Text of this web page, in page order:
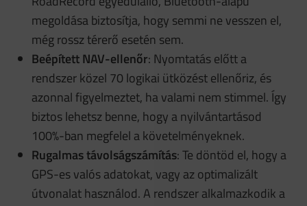
megoldása biztosítja, hogy semmi ne vesszen el,
még rossz térerő esetén sem.
Beépített NAV-ellenőr: Nyomtatás előtt a
rendszer közel 70 logikai ütközést ellenőriz, és
azonnal figyelmeztet, ha valami nem stimmel. Így
biztos lehetsz benne, hogy a nyilvántartásod
100%-ban megfelel a követelményeknek.
Rugalmas távolságszámítás: Te döntöd el, hogy a
GPS-es valós adatokat, vagy az optimalizált
útvonalat használod. A rendszer alkalmazkodik a